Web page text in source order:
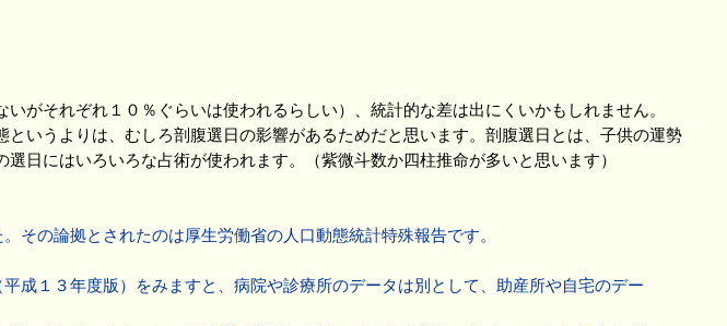
がそれぞれ１０％ぐらいは使われるらしい）、統計的な差は出にくいかもしれません。
いうよりは、むしろ剖腹選日の影響があるためだと思います。剖腹選日とは、子供の運勢
日にはいろいろな占術が使われます。（紫微斗数か四柱推命が多いと思います）
の論拠とされたのは厚生労働省の人口動態統計特殊報告です。
１３年度版）をみますと、病院や診療所のデータは別として、助産所や自宅のデー